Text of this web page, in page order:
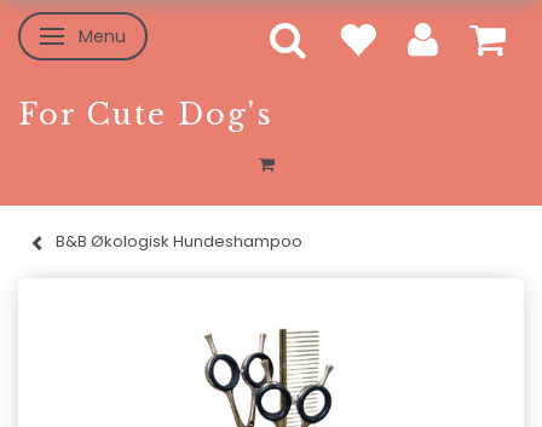
Skifte navigation
Menu
For Cute Dog's
B&B Økologisk Hundeshampoo